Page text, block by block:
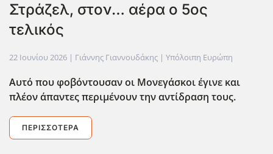
Στράζελ, στον… αέρα ο 5ος
τελικός
22 Ιουνίου 2026 | Γιάννης Γιαννουδάκης | Υπόλοιπη Ευρώπη
Αυτό που φοβόντουσαν οι Μονεγάσκοι έγινε και
πλέον άπαντες περιμένουν την αντίδραση τους.
ΠΕΡΙΣΣΌΤΕΡΑ